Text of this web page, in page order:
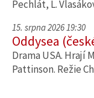
Pechlát, L.
15. srpna 2026 19:30
Oddysea
Drama USA. Hrají
Pattinson. Režie